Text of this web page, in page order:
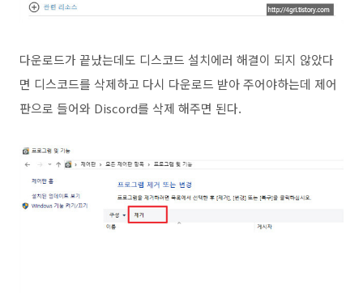
다운로드가 끝났는데도 디스코드 설치에러 해결이 되지 않았다
면 디스코드를 삭제하고 다시 다운로드 받아 주어야하는데 제어
판으로 들어와 Discord를 삭제 해주면 된다.